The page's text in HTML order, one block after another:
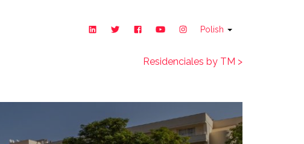
Polish
Residenciales by TM >